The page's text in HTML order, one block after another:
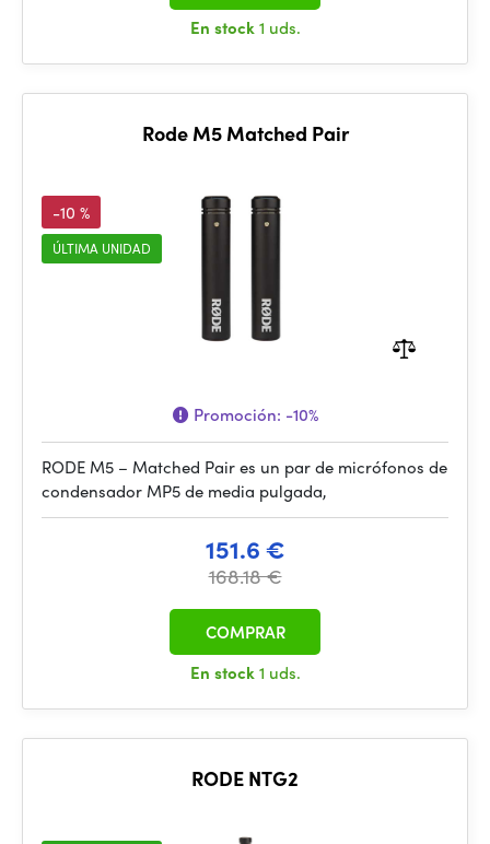
En stock1 uds.
Rode M5 Matched Pair
-10 %
ÚLTIMA UNIDAD
Promoción: -10%
RODE M5 – Matched Pair es un par de micrófonos de
condensador MP5 de media pulgada,
151.6 €
168.18 €
En stock1 uds.
COMPRAR
RODE NTG2